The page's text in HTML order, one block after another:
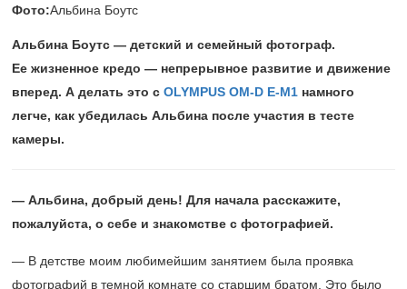
Фото:Альбина Боутс
Альбина Боутс — детский и семейный фотограф.
Ее жизненное кредо — непрерывное развитие и движение
вперед. А делать это с OLYMPUS OM-D E-M1 намного
легче, как убедилась Альбина после участия в тесте
камеры.
— Альбина, добрый день! Для начала расскажите,
пожалуйста, о себе и знакомстве с фотографией.
— В детстве моим любимейшим занятием была проявка
фотографий в темной комнате со старшим братом. Это было